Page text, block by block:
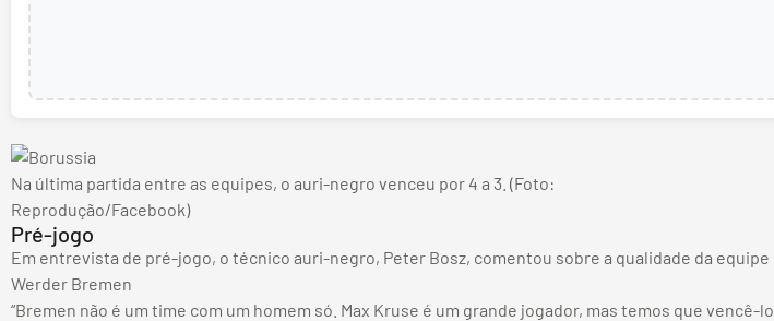
Na última partida entre as equipes, o auri-negro venceu por 4 a 3. (Foto:
Reprodução/Facebook)
Pré-jogo
Em entrevista de pré-jogo, o técnico auri-negro, Peter Bosz, comentou sobre a qualidade da equipe
Werder Bremen
“Bremen não é um time com um homem só. Max Kruse é um grande jogador, mas temos que vencê-